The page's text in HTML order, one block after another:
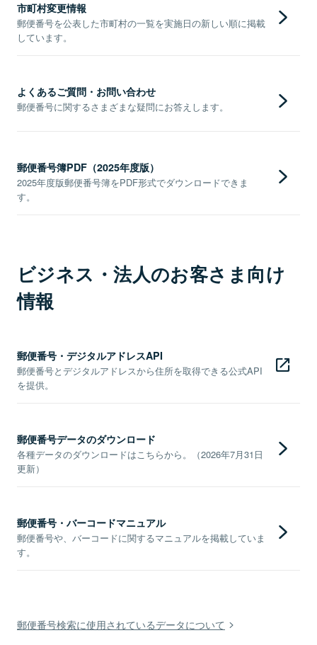
市町村変更情報
郵便番号を公表した市町村の一覧を実施日の新しい順に掲載
しています。
よくあるご質問・お問い合わせ
郵便番号に関するさまざまな疑問にお答えします。
郵便番号簿PDF（2025年度版）
2025年度版郵便番号簿をPDF形式でダウンロードできま
す。
ビジネス・法人のお客さま向け
情報
郵便番号・デジタルアドレスAPI
郵便番号とデジタルアドレスから住所を取得できる公式API
を提供。
郵便番号データのダウンロード
各種データのダウンロードはこちらから。（2026年7月31日
更新）
郵便番号・バーコードマニュアル
郵便番号や、バーコードに関するマニュアルを掲載していま
す。
郵便番号検索に使用されているデータについて